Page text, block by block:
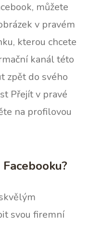
můžete
v pravém
kterou chcete
kanál této
zpět do svého
Přejít v pravé
na profilovou
svou firemní